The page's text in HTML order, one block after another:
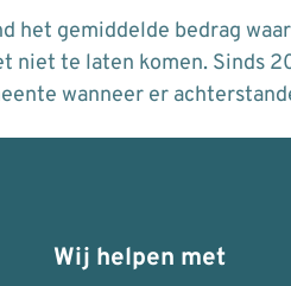
het gemiddelde bedrag
niet te laten komen. Sinds
wanneer er
Wij helpen met